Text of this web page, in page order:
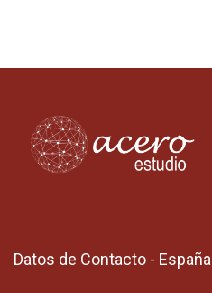
Datos de Contacto - España